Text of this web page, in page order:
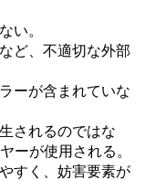
い。
ど、不適切な外部
ーが含まれていな
されるのではな
ーが使用される。
すく、妨害要素が